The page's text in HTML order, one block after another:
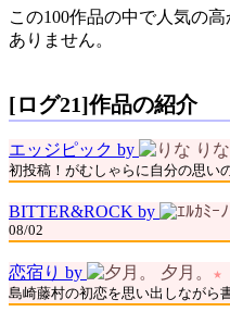
この100作品の中で人気の
ありません。
[ログ21]作品の紹介
エッジピック by りな
初投稿！がむしゃらに自分の思い
BITTER&ROCK by
08/02
恋宿り by 夕月。 ★
島崎藤村の初恋を思い出しながら